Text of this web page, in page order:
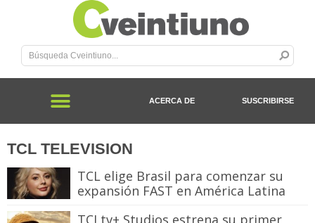
ACERCA DE SUSCRIBIRSE
TCL TELEVISION
TCL elige Brasil para comenzar su
expansión FAST en América Latina
TCLtv+ Studios estrena su primer